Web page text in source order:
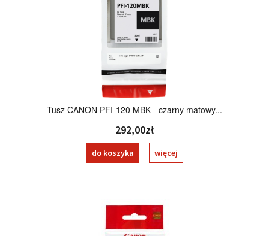
Tusz CANON PFI-120 MBK - czarny matowy...
292,00zł
do koszyka więcej